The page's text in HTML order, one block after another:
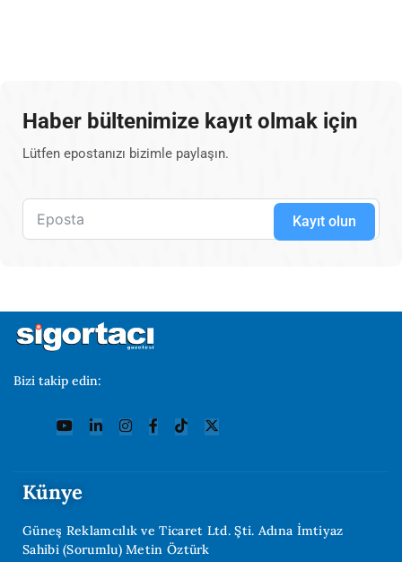
Haber bültenimize kayıt olmak için
Lütfen epostanızı bizimle paylaşın.
Kayıt olun
Bizi takip edin:
Künye
Güneş Reklamcılık ve Ticaret Ltd. Şti. Adına İmtiyaz
Sahibi (Sorumlu) Metin Öztürk